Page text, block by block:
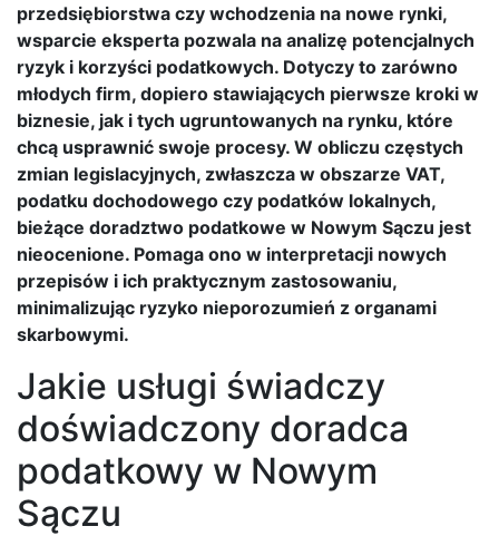
przedsiębiorstwa czy wchodzenia na nowe rynki,
wsparcie eksperta pozwala na analizę potencjalnych
ryzyk i korzyści podatkowych. Dotyczy to zarówno
młodych firm, dopiero stawiających pierwsze kroki w
biznesie, jak i tych ugruntowanych na rynku, które
chcą usprawnić swoje procesy. W obliczu częstych
zmian legislacyjnych, zwłaszcza w obszarze VAT,
podatku dochodowego czy podatków lokalnych,
bieżące doradztwo podatkowe w Nowym Sączu jest
nieocenione. Pomaga ono w interpretacji nowych
przepisów i ich praktycznym zastosowaniu,
minimalizując ryzyko nieporozumień z organami
skarbowymi.
Jakie usługi świadczy
doświadczony doradca
podatkowy w Nowym
Sączu